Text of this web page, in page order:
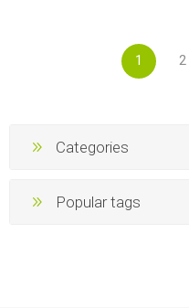
1 2
Categories
Popular tags